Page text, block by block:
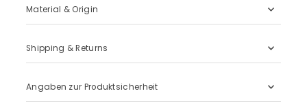
Material & Origin
Shipping & Returns
Angaben zur Produktsicherheit